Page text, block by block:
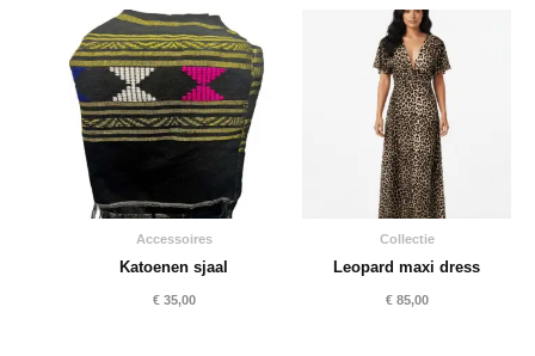
Accessoires
Katoenen sjaal
€35,00
Collectie
Leopard maxi dress
€85,00